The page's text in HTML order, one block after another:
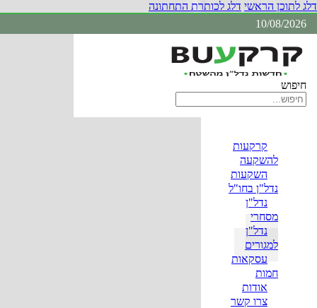
דלג לתוכן הראשי דלג לכותרת התחתונה
10/08/2026
חיפוש
קרקעות
להשקעה
השקעות
נדל"ן בחו"ל
נדל"ן
מסחרי
נדל"ן
למגורים
עסקאות
חמות
אודות
צרו קשר